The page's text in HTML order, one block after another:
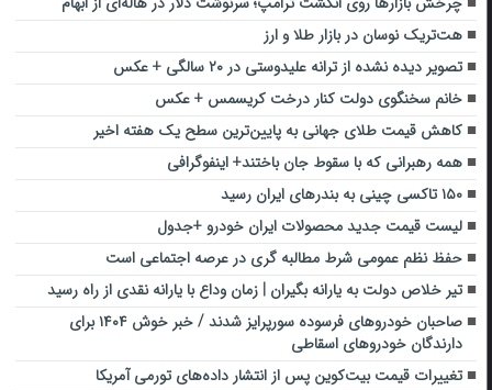
هت‌تریک نوسان در بازار طلا و ارز
تصویر دیده نشده از ترانه علیدوستی در ۲۰ سالگی + عکس
خانم سخنگوی دولت کنار درخت کریسمس + عکس
کاهش قیمت طلای جهانی به پایین‌ترین سطح یک‌ هفته اخیر
همه رهبرانی که با سقوط جان باختند+ اینفوگرافی
۱۵۰ تاکسی چینی به بندرهای ایران رسید
لیست قیمت جدید محصولات ایران خودرو +جدول
حفظ نظم عمومی شرط مطالبه گری در عرصه اجتماعی است
تیر خلاص دولت به یارانه بگیران | زمان وداع با یارانه نقدی از راه رسید
صاحبان خودروهای فرسوده سورپرایز شدند / خبر خوش ۱۴۰۴ برای
دارندگان خودروهای اسقاطی
تغییرات قیمت بیت‌کوین پس از انتشار داده‌های تورمی آمریکا